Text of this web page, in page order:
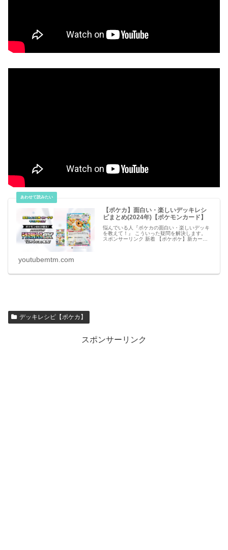
【ポケカ】面白い・楽しいデッキレシ
ピまとめ(2024年)【ポケモンカード】
悩んでいる人『ポケカの面白い・楽しいデッキ
を教えて！』 こういった疑問を解決します。
スポンサーリンク 新着 【ポケポケ】新カー
youtubemtm.com
デッキレシピ【ポケカ】
スポンサーリンク